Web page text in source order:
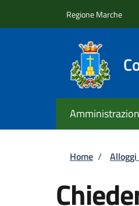
Regione Marche
Home / Alloggi